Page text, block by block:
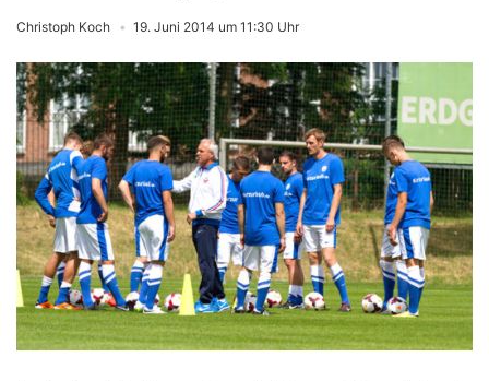
Christoph Koch 19. Juni 2014 um 11:30 Uhr